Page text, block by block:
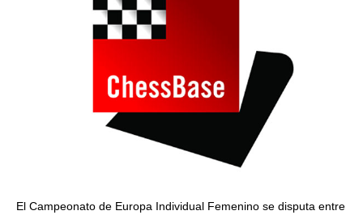
El Campeonato de Europa Individual Femenino se disputa entre